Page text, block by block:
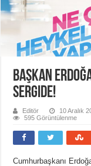
Başkan
sergide!
Editör 10 Aralık
595 Görüntülenme
Cumhurbaşkanı